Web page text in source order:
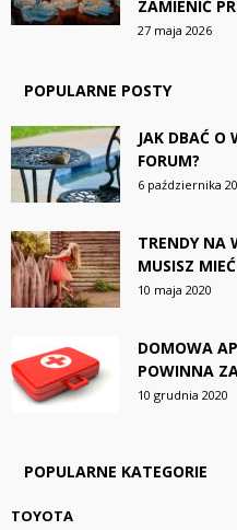
ZAMIENIĆ
27 maja 2026
POPULARNE POSTY
JAK DBAĆ O
FORUM?
6 października
TRENDY NA
MUSISZ
10 maja 2020
DOMOWA
POWINNA
10 grudnia 2020
POPULARNE KATEGORIE
TOYOTA